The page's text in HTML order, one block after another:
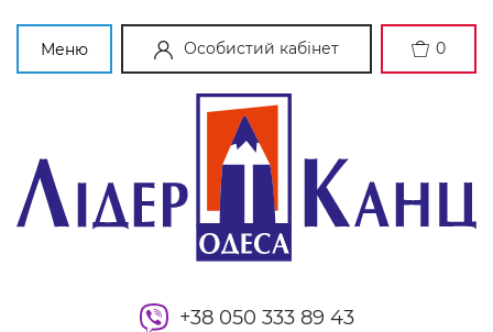
Меню Особистий кабінет 0
+38 050 333 89 43